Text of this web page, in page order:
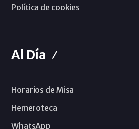
Política de cookies
Al Día
Horarios de Misa
Hemeroteca
WhatsApp